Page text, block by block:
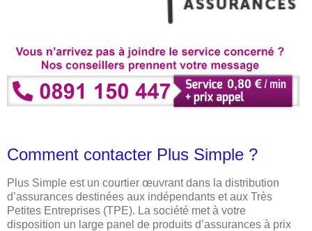
Comment contacter Plus Simple ?
Plus Simple est un courtier œuvrant dans la distribution
d’assurances destinées aux indépendants et aux Très
Petites Entreprises (TPE). La société met à votre
disposition un large panel de produits d’assurances à prix